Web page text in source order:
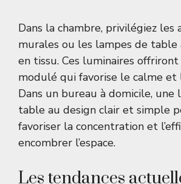
Dans la chambre, privilégiez les
murales ou les lampes de table
en tissu. Ces luminaires
modulé qui favorise le calme et
Dans un bureau à domicile, une
table au design clair et simple
favoriser la concentration et
encombrer l’espace.
Les tendances